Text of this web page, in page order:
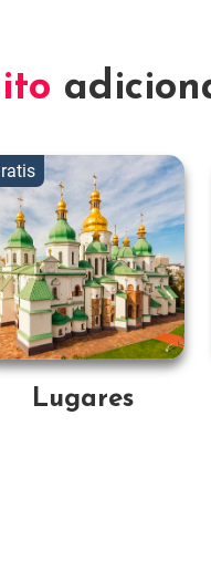
Lugares